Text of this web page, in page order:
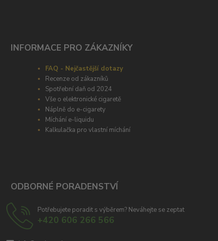
INFORMACE PRO ZÁKAZNÍKY
FAQ - Nejčastější dotazy
Recenze od zákazníků
Spotřební daň od 2024
Vše o elektronické cigaretě
Náplně do e-cigarety
Míchání e-liquidu
Kalkulačka pro vlastní míchání
ODBORNÉ PORADENSTVÍ
Potřebujete poradit s výběrem? Neváhejte se zeptat
+420 606 266 566